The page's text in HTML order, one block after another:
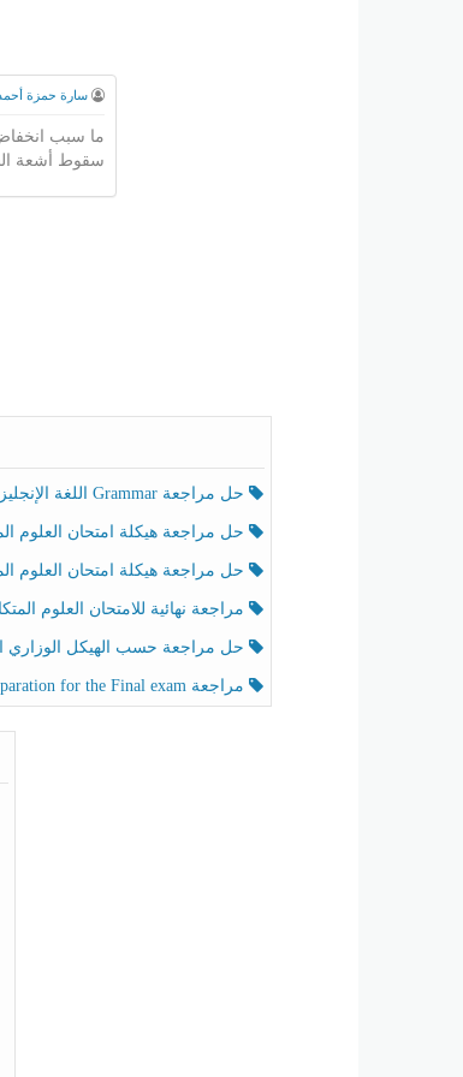
سارة حمزة
ما سبب
سقوط أشعة
حل مراجعة Grammar اللغة الإنجليزية الصف الخامس الفصل الثالث
حل مراجعة هيكلة امتحان العلوم المتكاملة الصف الخامس
حل مراجعة هيكلة امتحان العلوم المتكاملة الصف
مراجعة نهائية للامتحان العلوم المتكاملة الصف
حل مراجعة حسب الهيكل الوزاري العلوم المتكاملة الصف
مراجعة Preparation for the Final exam اللغة الإنجليزية الصف الرابع الفصل الثالث